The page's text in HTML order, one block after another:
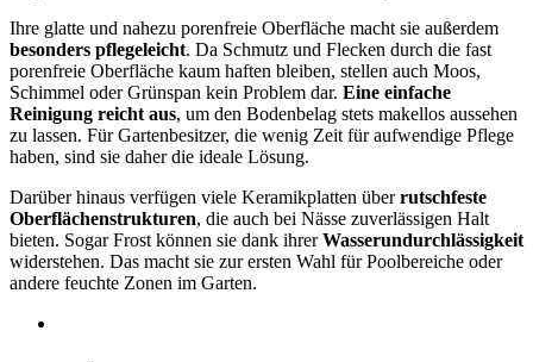
Ihre glatte und nahezu porenfreie Oberfläche macht sie außerdem
besonders pflegeleicht. Da Schmutz und Flecken durch die fast
porenfreie Oberfläche kaum haften bleiben, stellen auch Moos,
Schimmel oder Grünspan kein Problem dar. Eine einfache
Reinigung reicht aus, um den Bodenbelag stets makellos aussehen
zu lassen. Für Gartenbesitzer, die wenig Zeit für aufwendige Pflege
haben, sind sie daher die ideale Lösung.
Darüber hinaus verfügen viele Keramikplatten überrutschfeste
Oberflächenstrukturen, die auch bei Nässe zuverlässigen Halt
bieten. Sogar Frost können sie dank ihrerWasserundurchlässigkeit
widerstehen. Das macht sie zur ersten Wahl für Poolbereiche oder
andere feuchte Zonen im Garten.